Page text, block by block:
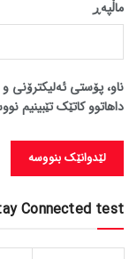
ماڵپه‌ڕ
ناو، پۆستی ئەلیکترۆنی
داهاتوو کاتێک تێبینیم
Connected test